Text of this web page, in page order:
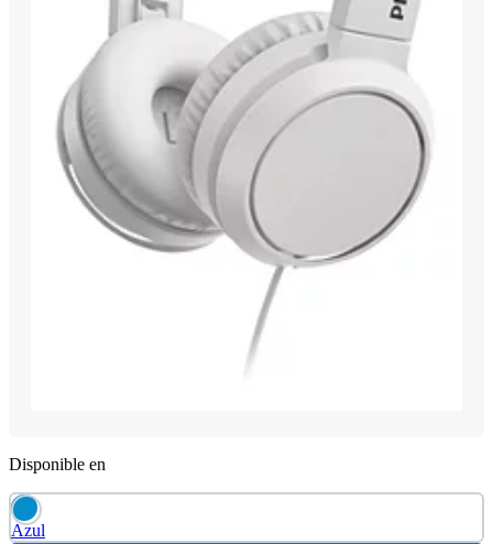
Disponible en
Azul